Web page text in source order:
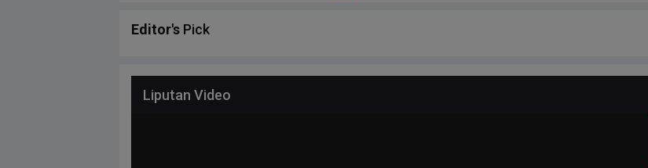
Editor's Pick
Liputan Video